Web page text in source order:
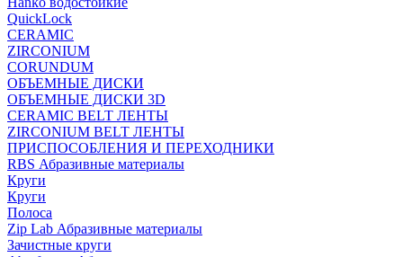
QuickLock
CERAMIC
ZIRCONIUM
СORUNDUM
ОБЪЕМНЫЕ ДИСКИ
ОБЪЕМНЫЕ ДИСКИ 3D
CERAMIC BELT ЛЕНТЫ
ZIRCONIUM BELT ЛЕНТЫ
ПРИСПОСОБЛЕНИЯ И ПЕРЕХОДНИКИ
RBS Абразивные материалы
Круги
Круги
Полоса
Zip Lab Абразивные материалы
Зачистные круги